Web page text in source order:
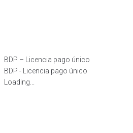
BDP – Licencia pago único
BDP - Licencia pago único
Loading...